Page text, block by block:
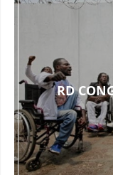
RD